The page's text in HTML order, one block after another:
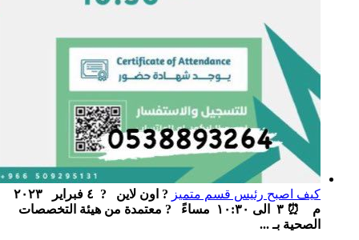
كيف اصبح رئيس قسم متميز
? اون لاين ‏ ‏ ? ٤ فبراير ٢٠٢٣
م ‏ ⏰ ٣ الى ١٠:٣٠ مساءً ‏ ‏ ? معتمدة من هيئة التخصصات
الصحية بـ ...